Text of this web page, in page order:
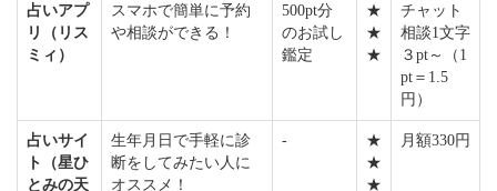
占いアプ
リ（リス
ミィ）
スマホで簡単に予約
や相談ができる！
500pt分
のお試し
鑑定
★
★
★
チャット
相談1文字
３pt～（1
pt＝1.5
円）
占いサイ
ト（星ひ
とみの天
生年月日で手軽に診
断をしてみたい人に
オススメ！
-
★
★
★
月額330円